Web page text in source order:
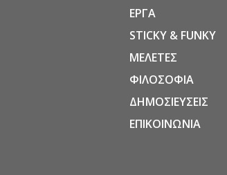
ΕΡΓΑ
STICKY & FUNKY
ΜΕΛΕΤΕΣ
ΦΙΛΟΣΟΦΙΑ
ΔΗΜΟΣΙΕΥΣΕΙΣ
ΕΠΙΚΟΙΝΩΝΙΑ